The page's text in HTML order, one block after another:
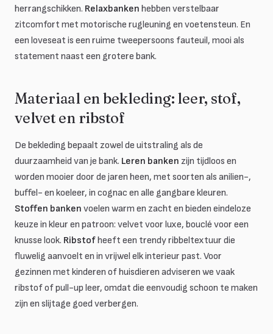
herrangschikken. Relaxbanken hebben verstelbaar
zitcomfort met motorische rugleuning en voetensteun. En
een loveseat is een ruime tweepersoons fauteuil, mooi als
statement naast een grotere bank.
Materiaal en bekleding: leer, stof,
velvet en ribstof
De bekleding bepaalt zowel de uitstraling als de
duurzaamheid van je bank. Leren banken zijn tijdloos en
worden mooier door de jaren heen, met soorten als anilien-,
buffel- en koeleer, in cognac en alle gangbare kleuren.
Stoffen banken voelen warm en zacht en bieden eindeloze
keuze in kleur en patroon: velvet voor luxe, bouclé voor een
knusse look. Ribstofheeft een trendy ribbeltextuur die
fluwelig aanvoelt en in vrijwel elk interieur past. Voor
gezinnen met kinderen of huisdieren adviseren we vaak
ribstof of pull-up leer, omdat die eenvoudig schoon te maken
zijn en slijtage goed verbergen.